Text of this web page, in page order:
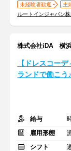
未経験者歓迎
主
ルートインジャパン
株式会社iDA 横
【ドレスコー
ランドで働こう
給与
雇用形態
シフト